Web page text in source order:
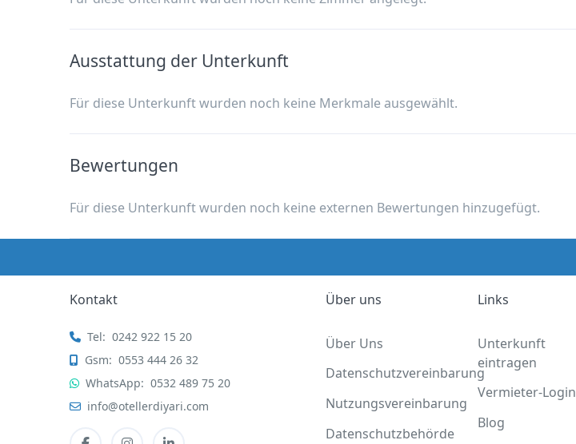
Ausstattung der Unterkunft
Für diese Unterkunft wurden noch keine Merkmale ausgewählt.
Bewertungen
Für diese Unterkunft wurden noch keine externen Bewertungen hinzugefügt.
Kontakt
Tel: 0242 922 15 20
Gsm: 0553 444 26 32
WhatsApp: 0532 489 75 20
info@otellerdiyari.com
Über uns
Über Uns
Datenschutzvereinbarung
Nutzungsvereinbarung
Datenschutzbehörde
Links
Unterkunft
eintragen
Vermieter-Login
Blog